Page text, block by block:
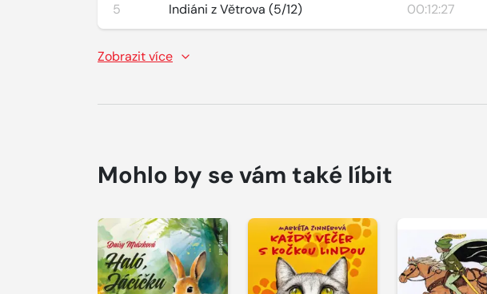
5 Indiáni z Větrova (5/12) 00:12:27
Zobrazit více
Mohlo by se vám také líbit
Přehrát
ukázku
Přehrát
ukázku
Přehrát
ukázku